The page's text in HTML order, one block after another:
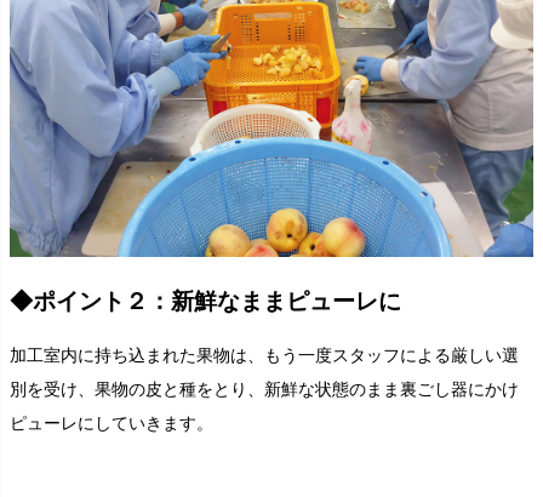
◆ポイント２：新鮮なままピューレに
加工室内に持ち込まれた果物は、もう一度スタッフによる厳しい選
別を受け、果物の皮と種をとり、新鮮な状態のまま裏ごし器にかけ
ピューレにしていきます。